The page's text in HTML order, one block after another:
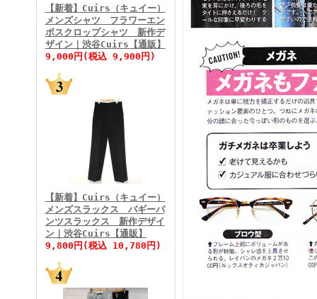
FINEBOYS2026年4月号
FINEBOYS2026年3月号
【新着】Cuirs（キュイー）
メンズシャツ フラワーエン
ボスクロップシャツ 新作デ
ザイン｜渋谷Cuirs【通販】
9,000円(税込 9,900円)
【新着】Cuirs（キュイー）
メンズスラックス バギーパ
ンツスラックス 新作デザイ
ン｜渋谷Cuirs【通販】
9,800円(税込 10,780円)